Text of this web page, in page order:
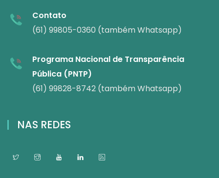
Contato
(61) 99805-0360 (também Whatsapp)
Programa Nacional de Transparência
Pública (PNTP)
(61) 99828-8742 (também Whatsapp)
NAS REDES